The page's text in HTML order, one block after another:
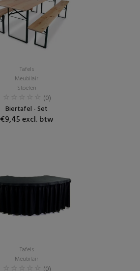
Tafels
Meubilair
Stoelen
(0)
Biertafel - Set
€9,45 excl. btw
Tafels
Meubilair